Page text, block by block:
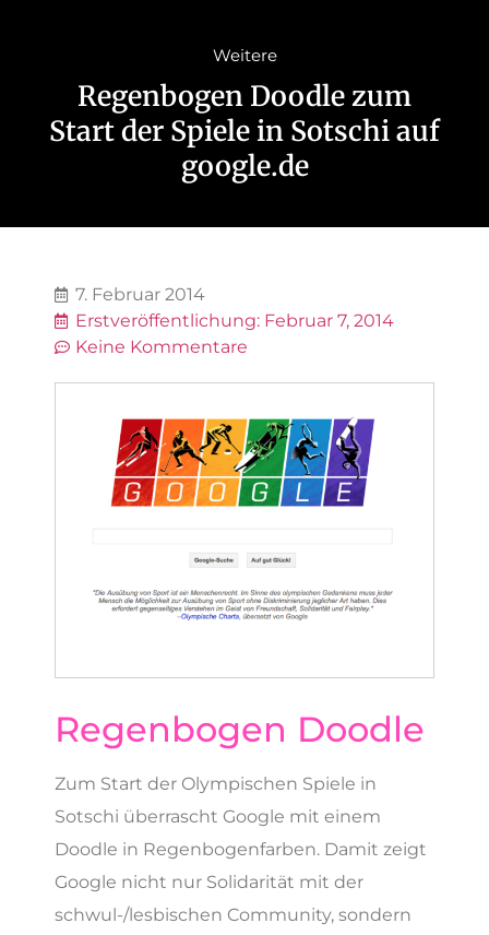
Weitere
Regenbogen Doodle zum
Start der Spiele in Sotschi auf
google.de
7. Februar 2014
Erstveröffentlichung: Februar 7, 2014
Keine Kommentare
Regenbogen Doodle
Zum Start der Olympischen Spiele in
Sotschi überrascht Google mit einem
Doodle in Regenbogenfarben. Damit zeigt
Google nicht nur Solidarität mit der
schwul-/lesbischen Community, sondern